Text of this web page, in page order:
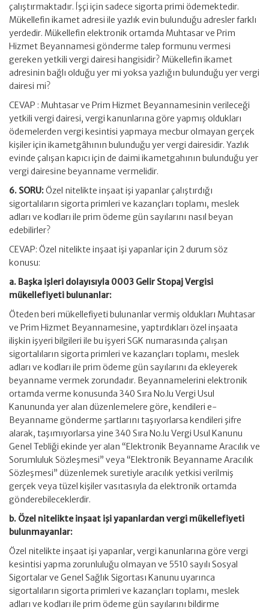
çalıştırmaktadır. İşçi için sadece sigorta primi ödemektedir.
Mükellefin ikamet adresi ile yazlık evin bulunduğu adresler farklı
yerdedir. Mükellefin elektronik ortamda Muhtasar ve Prim
Hizmet Beyannamesi gönderme talep formunu vermesi
gereken yetkili vergi dairesi hangisidir? Mükellefin ikamet
adresinin bağlı olduğu yer mi yoksa yazlığın bulunduğu yer vergi
dairesi mi?
CEVAP : Muhtasar ve Prim Hizmet Beyannamesinin verileceği
yetkili vergi dairesi, vergi kanunlarına göre yapmış oldukları
ödemelerden vergi kesintisi yapmaya mecbur olmayan gerçek
kişiler için ikametgâhının bulunduğu yer vergi dairesidir. Yazlık
evinde çalışan kapıcı için de daimi ikametgahının bulunduğu yer
vergi dairesine beyanname vermelidir.
6. SORU:Özel nitelikte inşaat işi yapanlar çalıştırdığı
sigortalıların sigorta primleri ve kazançları toplamı, meslek
adları ve kodları ile prim ödeme gün sayılarını nasıl beyan
edebilirler?
CEVAP: Özel nitelikte inşaat işi yapanlar için 2 durum söz
konusu:
a. Başka işleri dolayısıyla 0003 Gelir Stopaj Vergisi
mükellefiyeti bulunanlar:
Öteden beri mükellefiyeti bulunanlar vermiş oldukları Muhtasar
ve Prim Hizmet Beyannamesine, yaptırdıkları özel inşaata
ilişkin işyeri bilgileri ile bu işyeri SGK numarasında çalışan
sigortalıların sigorta primleri ve kazançları toplamı, meslek
adları ve kodları ile prim ödeme gün sayılarını da ekleyerek
beyanname vermek zorundadır. Beyannamelerini elektronik
ortamda verme konusunda 340 Sıra No.lu Vergi Usul
Kanununda yer alan düzenlemelere göre, kendileri e-
Beyanname gönderme şartlarını taşıyorlarsa kendileri şifre
alarak, taşımıyorlarsa yine 340 Sıra No.lu Vergi Usul Kanunu
Genel Tebliği ekinde yer alan “Elektronik Beyanname Aracılık ve
Sorumluluk Sözleşmesi” veya “Elektronik Beyanname Aracılık
Sözleşmesi” düzenlemek suretiyle aracılık yetkisi verilmiş
gerçek veya tüzel kişiler vasıtasıyla da elektronik ortamda
gönderebileceklerdir.
b. Özel nitelikte inşaat işi yapanlardan vergi mükellefiyeti
bulunmayanlar:
Özel nitelikte inşaat işi yapanlar, vergi kanunlarına göre vergi
kesintisi yapma zorunluluğu olmayan ve 5510 sayılı Sosyal
Sigortalar ve Genel Sağlık Sigortası Kanunu uyarınca
sigortalıların sigorta primleri ve kazançları toplamı, meslek
adları ve kodları ile prim ödeme gün sayılarını bildirme